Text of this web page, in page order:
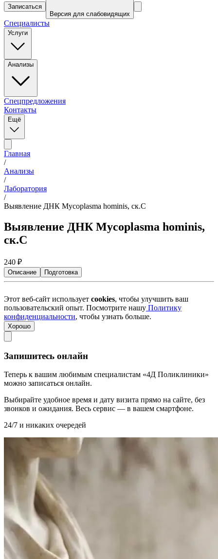
Записаться
Версия для слабовидящих
Специалисты
Услуги
Анализы
Спецпредложения
Контакты
Ещё
Главная
/
Анализы
/
Лаборатория
/
Выявление ДНК Mycoplasma hominis, ск.С
Выявление ДНК Mycoplasma hominis,
ск.С
240 ₽
Описание Подготовка
Этот веб-сайт использует cookies, чтобы улучшить ваш
пользовательский опыт. Посмотрите нашу Политику
конфиденциальности, чтобы узнать больше.
Хорошо
Запишитесь онлайн
Теперь к вашим любимым специалистам «4Д Поликлиники»
можно записаться онлайн.
Выбирайте удобное время и дату визита прямо на сайте, без
звонков и ожидания. Весь сервис — в вашем смартфоне.
24/7 и никаких очередей